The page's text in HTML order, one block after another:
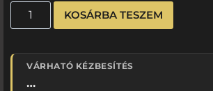
KOSÁRBA TESZEM
VÁRHATÓ KÉZBESÍTÉS
…